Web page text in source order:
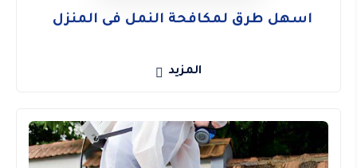
اسهل طرق لمكافحة النمل فى المنزل
المزيد